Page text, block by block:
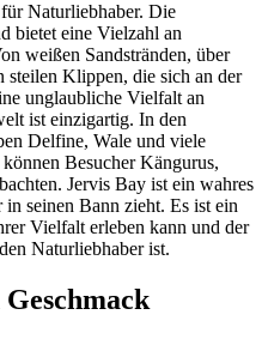
Naturliebhaber. Die
bietet eine Vielzahl an
weißen Sandstränden, über
steilen Klippen, die sich an der
unglaubliche Vielfalt an
ist einzigartig. In den
Delfine, Wale und viele
Besucher Kängurus,
Jervis Bay ist ein wahres
in seinen Bann zieht. Es ist ein
Vielfalt erleben kann und der
Naturliebhaber ist.